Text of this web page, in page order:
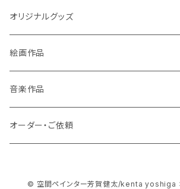
オリジナルグッズ
ポストカード
缶バッチ
ストラップ
絵画作品
原画作品
風景画
複製画作品
音楽作品
オーダー・ご依頼
© 空間ペインター芳賀健太/kenta yoshiga オ